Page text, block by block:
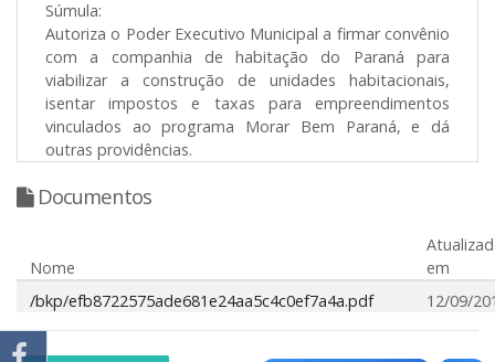
Súmula:
Autoriza o Poder Executivo Municipal a firmar convênio
com a companhia de habitação do Paraná para
viabilizar a construção de unidades habitacionais,
isentar impostos e taxas para empreendimentos
vinculados ao programa Morar Bem Paraná, e dá
outras providências.
Documentos
Nome
em
/bkp/efb8722575ade681e24aa5c4c0ef7a4a.pdf
12/09/